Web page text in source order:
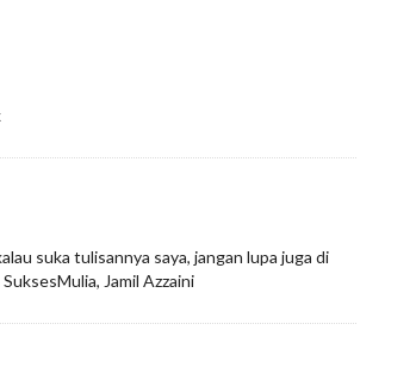
suka tulisannya saya, jangan lupa juga di
Jamil Azzaini